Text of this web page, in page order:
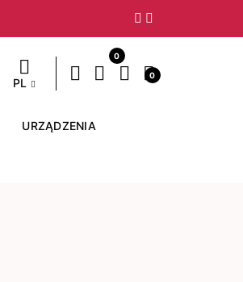
Następny
PL
0
0
URZĄDZENIA